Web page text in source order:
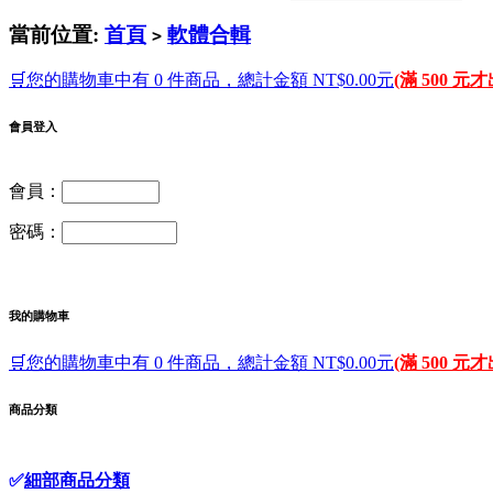
當前位置: 首頁 > 軟體合輯
🛒您的購物車中有 0 件商品，總計金額 NT$0.00元(滿 500 元才
會員登入
會員：
密碼：
我的購物車
🛒您的購物車中有 0 件商品，總計金額 NT$0.00元(滿 500 元才
商品分類
✅細部商品分類